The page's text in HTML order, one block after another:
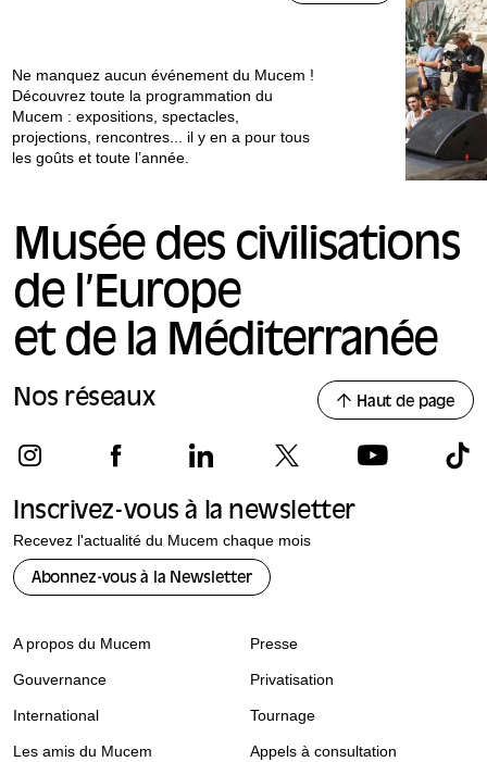
Ne manquez aucun événement du Mucem !
Découvrez toute la programmation du
Mucem : expositions, spectacles,
projections, rencontres... il y en a pour tous
les goûts et toute l’année.
Musée des civilisations
de l’Europe
et de la Méditerranée
Nos réseaux Haut de page
Inscrivez-vous à la newsletter
Recevez l'actualité du Mucem chaque mois
Abonnez-vous à la Newsletter
A propos du Mucem
Gouvernance
International
Les amis du Mucem
Presse
Privatisation
Tournage
Appels à consultation